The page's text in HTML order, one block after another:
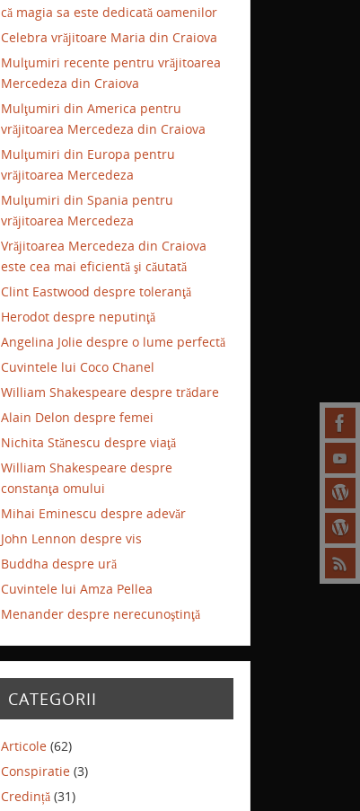
că magia sa este dedicată oamenilor
Celebra vrăjitoare Maria din Craiova
Mulţumiri recente pentru vrăjitoarea
Mercedeza din Craiova
Mulţumiri din America pentru
vrăjitoarea Mercedeza din Craiova
Mulţumiri din Europa pentru
vrăjitoarea Mercedeza
Mulţumiri din Spania pentru
vrăjitoarea Mercedeza
Vrăjitoarea Mercedeza din Craiova
este cea mai eficientă şi căutată
Clint Eastwood despre toleranţă
Herodot despre neputinţă
Angelina Jolie despre o lume perfectă
Cuvintele lui Coco Chanel
William Shakespeare despre trădare
Alain Delon despre femei
Nichita Stănescu despre viaţă
William Shakespeare despre
constanţa omului
Mihai Eminescu despre adevăr
John Lennon despre vis
Buddha despre ură
Cuvintele lui Amza Pellea
Menander despre nerecunoştinţă
CATEGORII
Articole (62)
Conspiratie (3)
Credință (31)